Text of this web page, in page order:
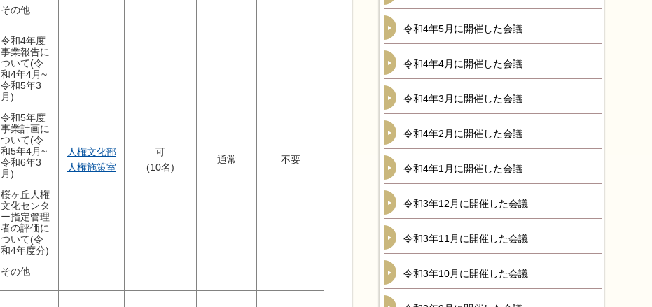
その他
令和4年度
事業報告に
ついて(令
和4年4月~
令和5年3
月)
令和5年度
事業計画に
ついて(令
和5年4月~
令和6年3
月)
桜ヶ丘人権
文化センタ
ー指定管理
者の評価に
ついて(令
和4年度分)
その他
人権文化部
人権施策室
可
(10名)
通常 不要
令和4年5月に開催した会議
令和4年4月に開催した会議
令和4年3月に開催した会議
令和4年2月に開催した会議
令和4年1月に開催した会議
令和3年12月に開催した会議
令和3年11月に開催した会議
令和3年10月に開催した会議